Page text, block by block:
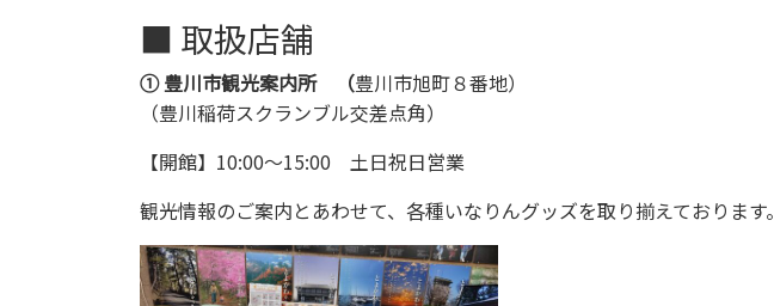
■ 取扱店舗
① 豊川市観光案内所 （豊川市旭町８番地）
（豊川稲荷スクランブル交差点角）
【開館】10:00～15:00 土日祝日営業
観光情報のご案内とあわせて、各種いなりんグッズを取り揃えております。